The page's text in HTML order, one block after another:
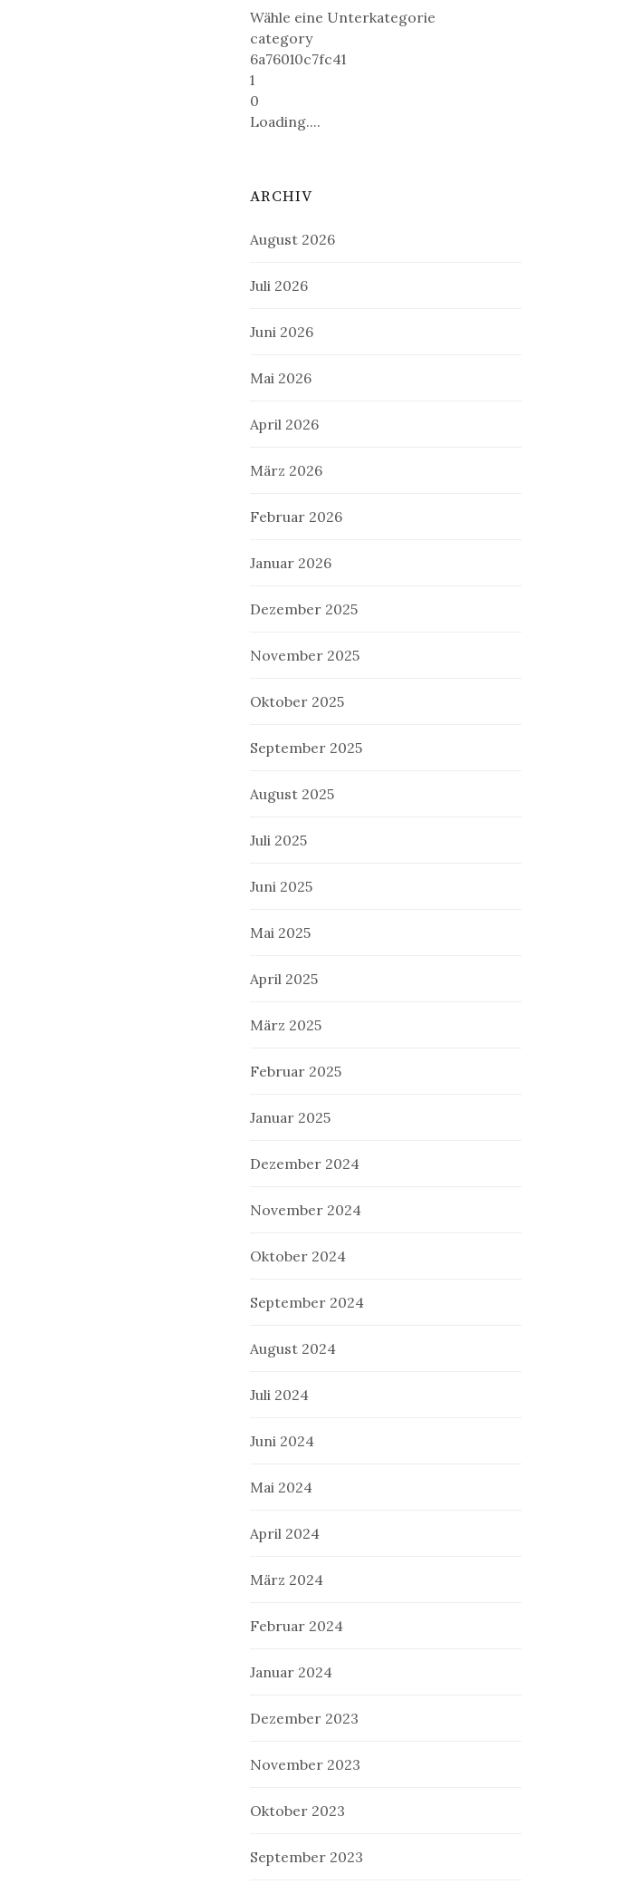
Wähle eine Unterkategorie
category
6a76010c7fc41
1
0
Loading....
ARCHIV
August 2026
Juli 2026
Juni 2026
Mai 2026
April 2026
März 2026
Februar 2026
Januar 2026
Dezember 2025
November 2025
Oktober 2025
September 2025
August 2025
Juli 2025
Juni 2025
Mai 2025
April 2025
März 2025
Februar 2025
Januar 2025
Dezember 2024
November 2024
Oktober 2024
September 2024
August 2024
Juli 2024
Juni 2024
Mai 2024
April 2024
März 2024
Februar 2024
Januar 2024
Dezember 2023
November 2023
Oktober 2023
September 2023